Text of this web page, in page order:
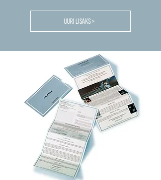
UURI LISAKS >